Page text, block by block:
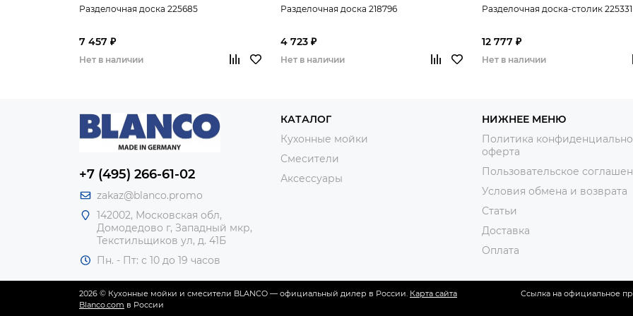
Разделочная доска 225685
7 457 ₽
Нет в наличии
Разделочная доска 218796
4 723 ₽
Нет в наличии
Разделочная доска-столик 225331
12 777 ₽
Нет в наличии
+7 (495) 266-61-02
zakaz@blanco.promo
142002, Московская обл,
Домодедово г, Западный мкр,
Текстильщиков ул, д. 41Б
Пн. - Пт: с 10 до 19 часов
КАТАЛОГ
Кухонные мойки
Смесители
Аксессуары
НИЖНЕЕ МЕНЮ
Политика
оферта
Пользовательское
Условия обмена и возврата
Статьи
Доставка
Оплата
2026 © Кухонные мойки и смесители BLANCO — официальный дилер в России. Карта сайта
Ссылка на официальное
Blanco.com в России